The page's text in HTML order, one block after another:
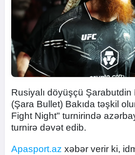
Rusiyalı döyüşçü
(Şara Bullet) Bakıda təşkil
Fight Night" turnirində
turnirə dəvət edib.
Apasport.az xəbər verir ki,